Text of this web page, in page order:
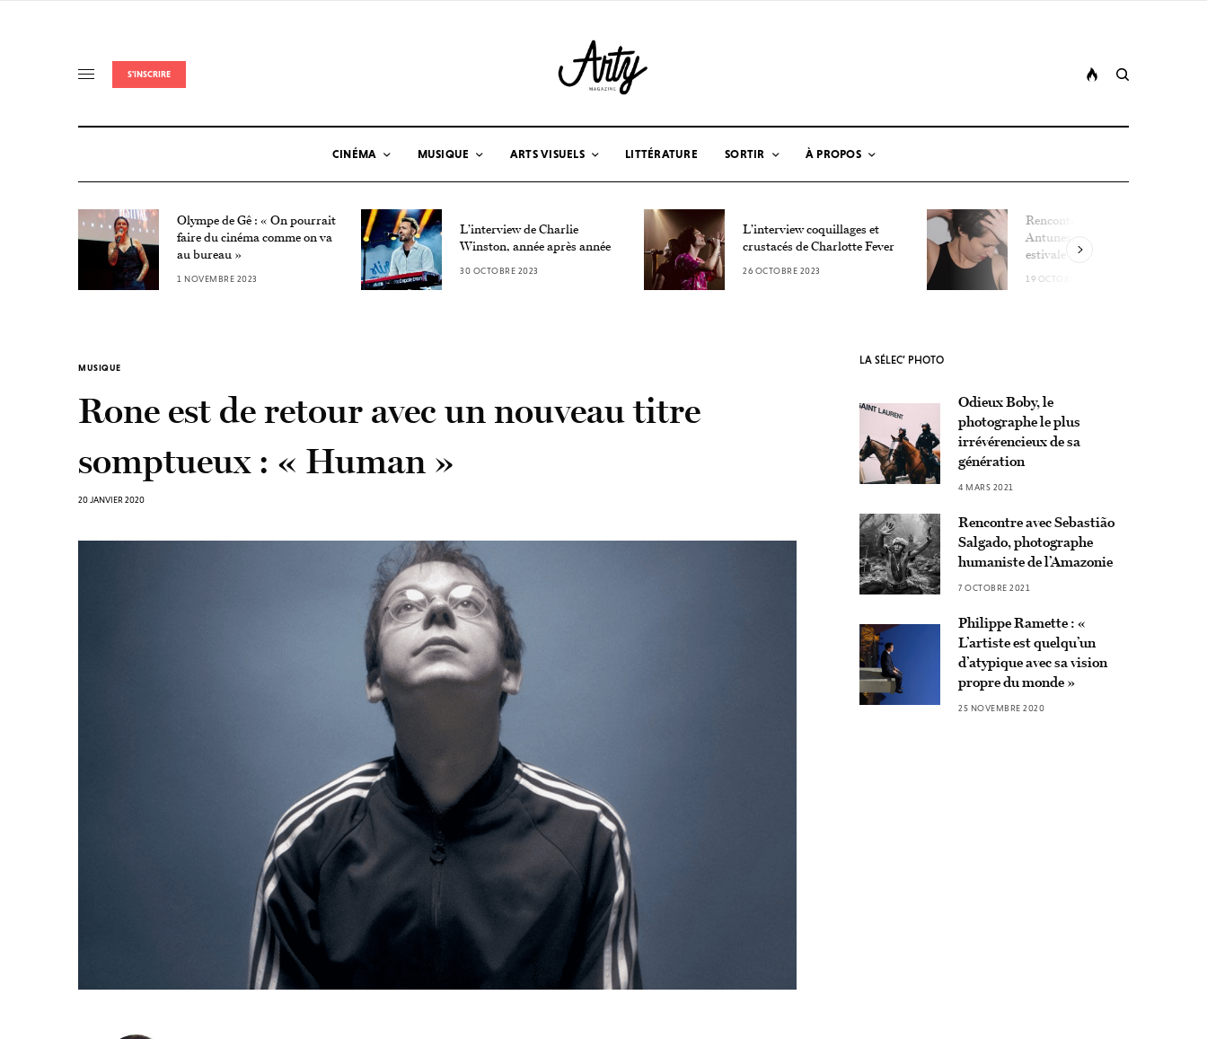
S'INSCRIRE
CINÉMA MUSIQUE ARTS VISUELS LITTÉRATURE SORTIR À PROPOS
Olympe de Gê : « On pourrait
faire du cinéma comme on va
au bureau »
1 NOVEMBRE 2023
L’interview de Charlie
Winston, année après année
30 OCTOBRE 2023
L’interview coquillages et
crustacés de Charlotte Fever
26 OCTOBRE 2023
Rencontre avec Lucie
Antunes, la détonation
estivale
19 OCTOBRE 2023
MUSIQUE
Rone est de retour avec un nouveau titre
somptueux : « Human »
20 JANVIER 2020
LA SÉLEC’ PHOTO
Odieux Boby, le
photographe le plus
irrévérencieux de sa
génération
4 MARS 2021
Rencontre avec Sebastião
Salgado, photographe
humaniste de l’Amazonie
7 OCTOBRE 2021
Philippe Ramette : «
L’artiste est quelqu’un
d’atypique avec sa vision
propre du monde »
25 NOVEMBRE 2020